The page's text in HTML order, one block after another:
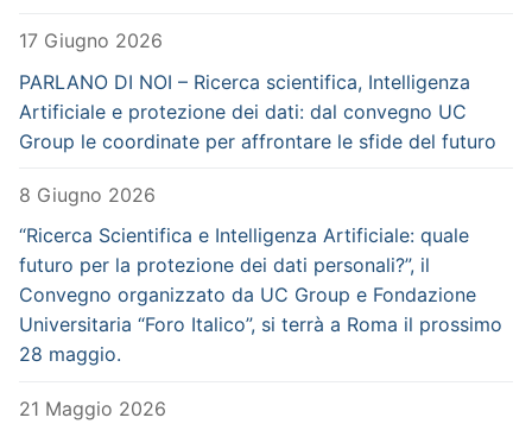
17 Giugno 2026
PARLANO DI NOI – Ricerca scientifica, Intelligenza
Artificiale e protezione dei dati: dal convegno UC
Group le coordinate per affrontare le sfide del futuro
8 Giugno 2026
“Ricerca Scientifica e Intelligenza Artificiale: quale
futuro per la protezione dei dati personali?”, il
Convegno organizzato da UC Group e Fondazione
Universitaria “Foro Italico”, si terrà a Roma il prossimo
28 maggio.
21 Maggio 2026